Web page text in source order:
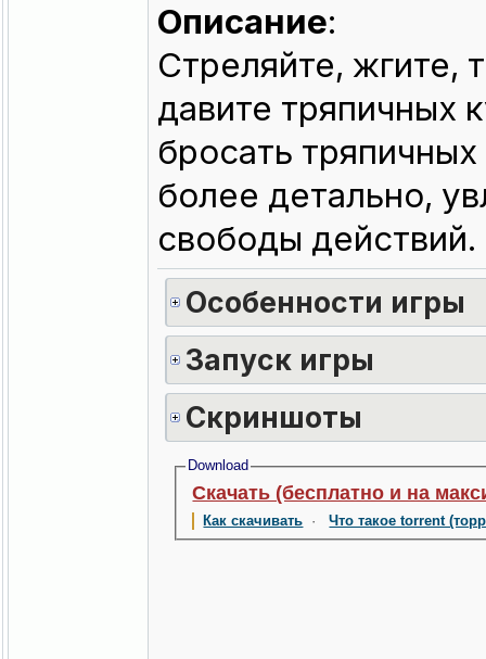
Описание:
Стреляйте, жгите,
давите тряпичных
бросать
более детально,
свободы действий.
Особенности игры
Запуск игры
Скриншоты
Download
Скачать (бесплатно и на
Как скачивать ·Что такое torrent